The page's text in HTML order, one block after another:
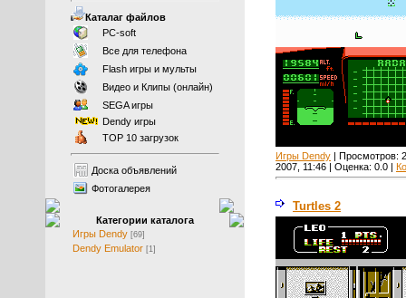
Каталаг файлов
PC-soft
Все для телефона
Flash игры и мульты
Видео и Клипы (онлайн)
SEGA игры
Dendy игры
TOP 10 загрузок
Доска объявлений
Фотогалерея
Категории каталога
Игры Dendy [69]
Dendy Emulator [1]
Игры Dendy | Просмотров:
2007, 11:46 | Оценка: 0.0 |
Turtles 2